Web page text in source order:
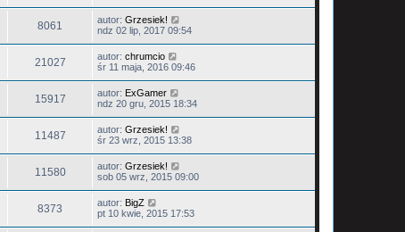
8061 autor: Grzesiek!
ndz 02 lip, 2017 09:54
21027 autor: chrumcio
śr 11 maja, 2016 09:46
15917 autor: ExGamer
ndz 20 gru, 2015 18:34
11487 autor: Grzesiek!
śr 23 wrz, 2015 13:38
11580 autor: Grzesiek!
sob 05 wrz, 2015 09:00
8373 autor: BigZ
pt 10 kwie, 2015 17:53